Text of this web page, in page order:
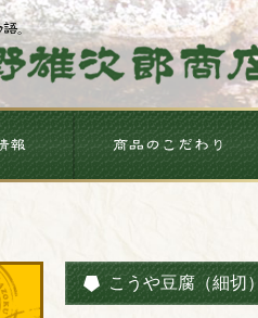
こうや豆腐（細切